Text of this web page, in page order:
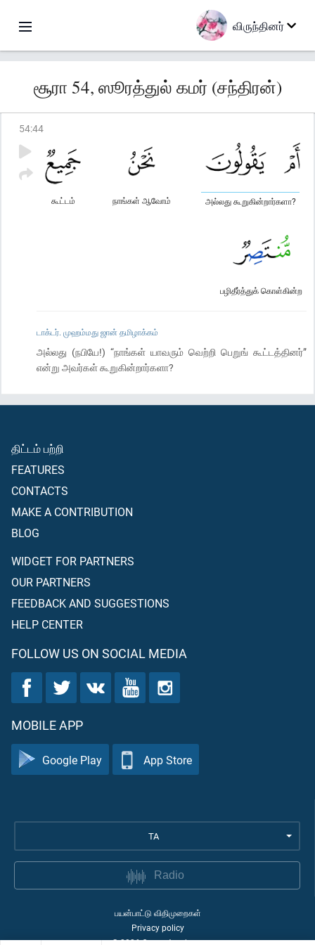
விருந்தினர்
சூரா 54, ஸூரத்துல் கமர் (சந்திரன்)
54:44
அல்லது கூறுகின்றார்களா?
நாங்கள் ஆவோம்
கூட்டம்
பழிதீர்த்துக் கொள்கின்ற
டாக்டர். முஹம்மது ஜான் தமிழாக்கம்
அல்லது (நபியே!) “நாங்கள் யாவரும் வெற்றி பெறுங் கூட்டத்தினர்”
என்று அவர்கள் கூறுகின்றார்களா?
திட்டம் பற்றி
FEATURES
CONTACTS
MAKE A CONTRIBUTION
BLOG
WIDGET FOR PARTNERS
OUR PARTNERS
FEEDBACK AND SUGGESTIONS
HELP CENTER
FOLLOW US ON SOCIAL MEDIA
MOBILE APP
Google Play App Store
TA
Radio
பயன்பாட்டு விதிமுறைகள்
Privacy policy
©2026Quran Academy